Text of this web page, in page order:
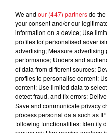
FOLA & Victony -
We and our (447) partnersdo
your consent and/or our
information on a device; Use
profiles for personalised
advertising; Measure
performance; Understand
of data from different sources;
profiles to personalise content;
content; Use limited data to
detect fraud, and fix errors;
Save and communicate privacy
process personal data such as
following functionalities: Identify